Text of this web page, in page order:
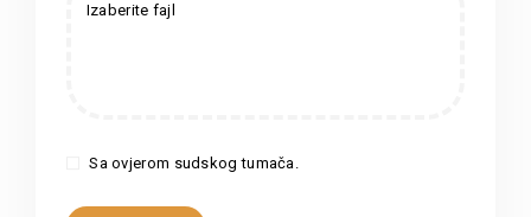
Izaberite fajl
Sa ovjerom sudskog tumača.